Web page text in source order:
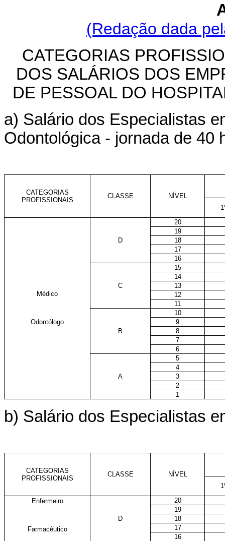
(Redação dada
CATEGORIAS
DOS SALÁRIOS DOS
DE PESSOAL DO
a) Salário dos Especialistas
Odontológica - jornada de 40
CATEGORIAS
PROFISSIONAIS
CLASSE
NÍVEL
Médico
Odontólogo
D
20
19
18
17
16
C
15
14
13
12
11
B
10
9
8
7
6
A
5
4
3
2
1
b) Salário dos Especialistas
CATEGORIAS
PROFISSIONAIS
CLASSE
NÍVEL
Enfermeiro
Farmacêutico
D
20
19
18
17
16